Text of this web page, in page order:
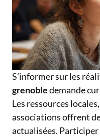
S’informer sur les
grenobledemande
Les ressources
associations offrent
actualisées. Participer